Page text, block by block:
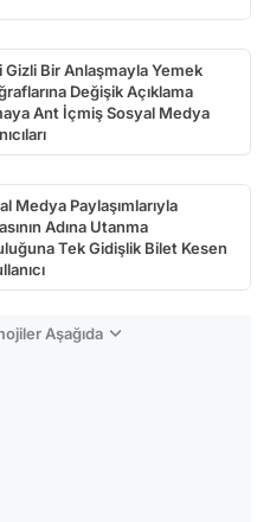
Gizli Bir Anlaşmayla Yemek
Değişik Açıklama
Ant İçmiş Sosyal Medya
Medya Paylaşımlarıyla
Adına Utanma
Tek Gidişlik Bilet Kesen
Aşağıda